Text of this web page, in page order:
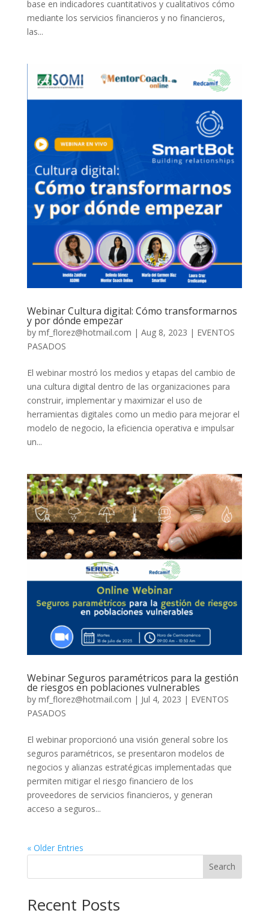
base en indicadores cuantitativos y cualitativos cómo
mediante los servicios financieros y no financieros,
las...
Webinar Cultura digital: Cómo transformarnos
y por dónde empezar
by mf_florez@hotmail.com | Aug 8, 2023 | EVENTOS
PASADOS
El webinar mostró los medios y etapas del cambio de
una cultura digital dentro de las organizaciones para
construir, implementar y maximizar el uso de
herramientas digitales como un medio para mejorar el
modelo de negocio, la eficiencia operativa e impulsar
un...
Webinar Seguros paramétricos para la gestión
de riesgos en poblaciones vulnerables
by mf_florez@hotmail.com | Jul 4, 2023 | EVENTOS
PASADOS
El webinar proporcionó una visión general sobre los
seguros paramétricos, se presentaron modelos de
negocios y alianzas estratégicas implementadas que
permiten mitigar el riesgo financiero de los
proveedores de servicios financieros, y generan
acceso a seguros...
« Older Entries
Search
Recent Posts